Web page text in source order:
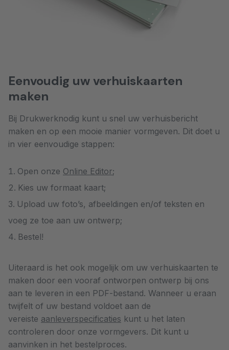
Eenvoudig uw verhuiskaarten
maken
Bij Drukwerknodig kunt u snel uw verhuisbericht
maken en op een mooie manier vormgeven. Dit doet u
in vier eenvoudige stappen:
Open onze Online Editor;
Kies uw formaat kaart;
Upload uw foto’s, afbeeldingen en/of teksten en
voeg ze toe aan uw ontwerp;
Bestel!
Uiteraard is het ook mogelijk om uw verhuiskaarten te
maken door een vooraf ontworpen ontwerp bij ons
aan te leveren in een PDF-bestand. Wanneer u eraan
twijfelt of uw bestand voldoet aan de
vereiste aanleverspecificaties kunt u het laten
controleren door onze vormgevers. Dit kunt u
aanvinken in het bestelproces.